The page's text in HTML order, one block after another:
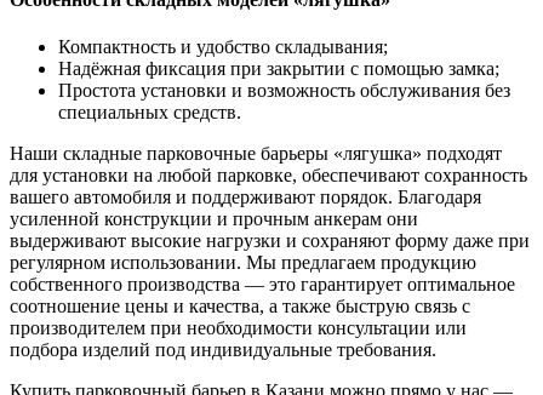
Компактность и удобство складывания;
Надёжная фиксация при закрытии с помощью замка;
Простота установки и возможность обслуживания без
специальных средств.
Наши складные парковочные барьеры «лягушка» подходят
для установки на любой парковке, обеспечивают сохранность
вашего автомобиля и поддерживают порядок. Благодаря
усиленной конструкции и прочным анкерам они
выдерживают высокие нагрузки и сохраняют форму даже при
регулярном использовании. Мы предлагаем продукцию
собственного производства — это гарантирует оптимальное
соотношение цены и качества, а также быструю связь с
производителем при необходимости консультации или
подбора изделий под индивидуальные требования.
Купить парковочный барьер в Казани можно прямо у нас —